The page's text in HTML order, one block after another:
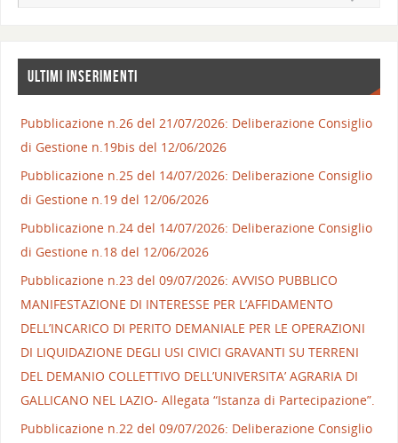
ULTIMI INSERIMENTI
Pubblicazione n.26 del 21/07/2026: Deliberazione Consiglio
di Gestione n.19bis del 12/06/2026
Pubblicazione n.25 del 14/07/2026: Deliberazione Consiglio
di Gestione n.19 del 12/06/2026
Pubblicazione n.24 del 14/07/2026: Deliberazione Consiglio
di Gestione n.18 del 12/06/2026
Pubblicazione n.23 del 09/07/2026: AVVISO PUBBLICO
MANIFESTAZIONE DI INTERESSE PER L’AFFIDAMENTO
DELL’INCARICO DI PERITO DEMANIALE PER LE OPERAZIONI
DI LIQUIDAZIONE DEGLI USI CIVICI GRAVANTI SU TERRENI
DEL DEMANIO COLLETTIVO DELL’UNIVERSITA’ AGRARIA DI
GALLICANO NEL LAZIO- Allegata “Istanza di Partecipazione”.
Pubblicazione n.22 del 09/07/2026: Deliberazione Consiglio